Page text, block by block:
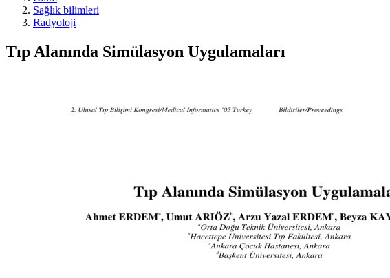
Sağlık bilimleri
Radyoloji
Tıp Alanında Simülasyon Uygulamaları